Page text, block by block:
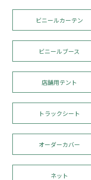
ビニールカーテン
ビニールブース
店舗用テント
トラックシート
オーダーカバー
ネット